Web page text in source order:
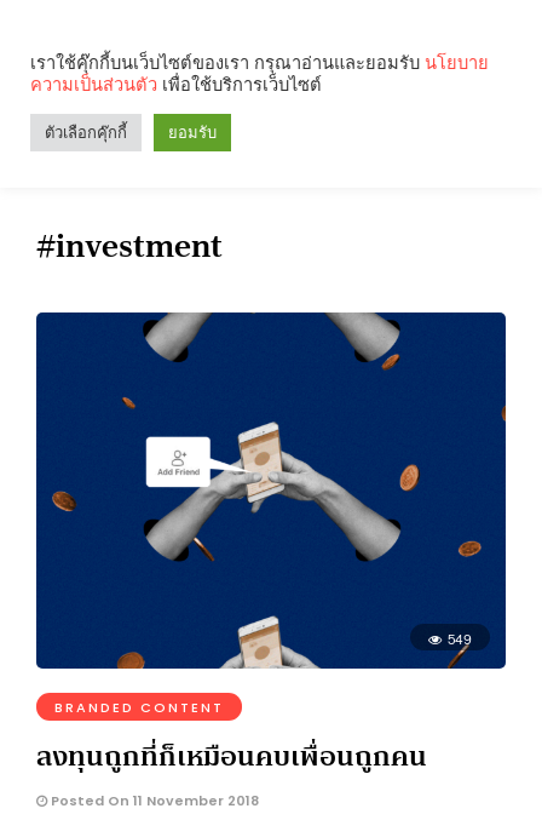
Search
#investment
549
BRANDED CONTENT
ลงทุนถูกที่ก็เหมือนคบเพื่อนถูกคน
Posted On 11 November 2018
เราใช้คุ๊กกี้บนเว็บไซต์ของเรา กรุณาอ่านและยอมรับ นโยบาย
ความเป็นส่วนตัว เพื่อใช้บริการเว็บไซต์
ตัวเลือกคุ๊กกี้ ยอมรับ